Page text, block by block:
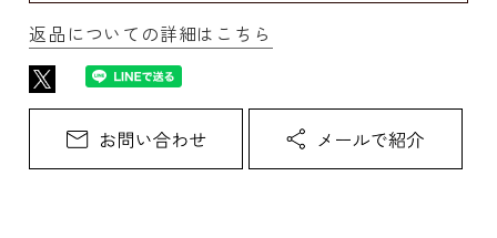
返品についての詳細はこちら